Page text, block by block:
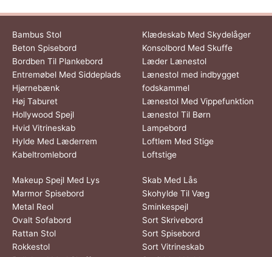
Bambus Stol
Beton Spisebord
Bordben Til Plankebord
Entremøbel Med Siddeplads
Hjørnebænk
Høj Taburet
Hollywood Spejl
Hvid Vitrineskab
Hylde Med Læderrem
Kabeltromlebord
Klædeskab Med Skydelåger
Konsolbord Med Skuffe
Læder Lænestol
Lænestol med indbygget
fodskammel
Lænestol Med Vippefunktion
Lænestol Til Børn
Lampebord
Loftlem Med Stige
Loftstige
Makeup Spejl Med Lys
Marmor Spisebord
Metal Reol
Ovalt Sofabord
Rattan Stol
Rokkestol
Skab Med Lås
Skohylde Til Væg
Sminkespejl
Sort Skrivebord
Sort Spisebord
Sort Vitrineskab